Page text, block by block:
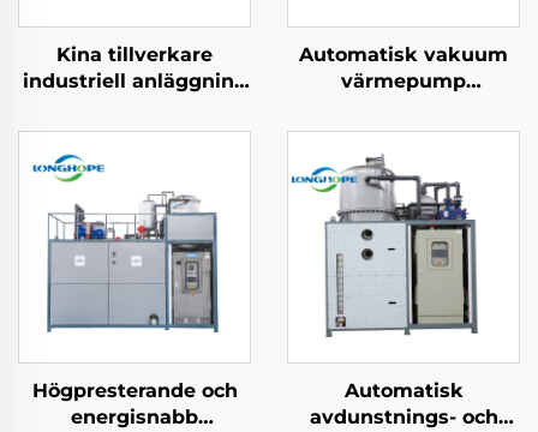
Kina tillverkare
industriell anläggning
lågtemperatur
vakuum evaporator
maskin
Automatisk vakuum
värmepump
kontinuerlig
desalinerings
evaporator
koncentratormaskin
Högpresterande och
energisnabb
Automatisk
avdunstnings- och